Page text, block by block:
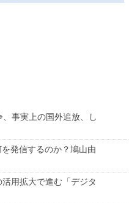
事実上の国外追放、し
発信するのか？鳩山由
用拡大で進む「デジタ